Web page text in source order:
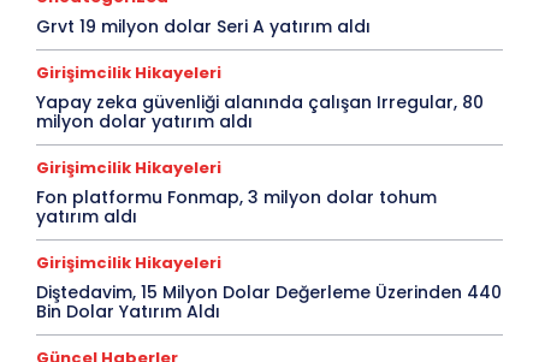
Grvt 19 milyon dolar Seri A yatırım aldı
Girişimcilik Hikayeleri
Yapay zeka güvenliği alanında çalışan Irregular, 80
milyon dolar yatırım aldı
Girişimcilik Hikayeleri
Fon platformu Fonmap, 3 milyon dolar tohum
yatırım aldı
Girişimcilik Hikayeleri
Diştedavim, 15 Milyon Dolar Değerleme Üzerinden 440
Bin Dolar Yatırım Aldı
Güncel Haberler